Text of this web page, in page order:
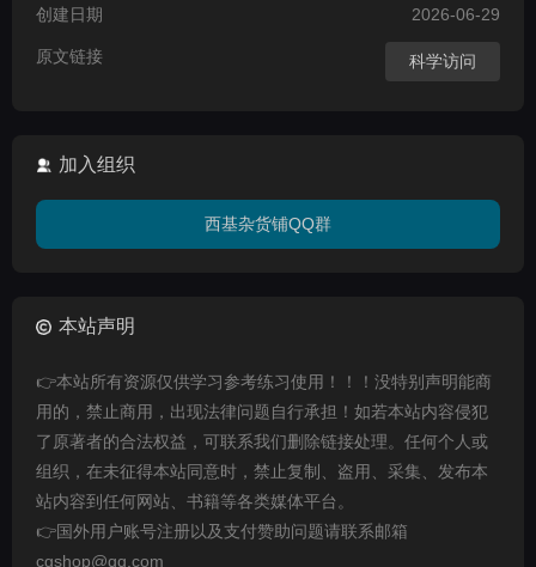
创建日期 2026-06-29
原文链接 科学访问
加入组织
西基杂货铺QQ群
本站声明
👉本站所有资源仅供学习参考练习使用！！！没特别声明能商
用的，禁止商用，出现法律问题自行承担！如若本站内容侵犯
了原著者的合法权益，可联系我们删除链接处理。任何个人或
组织，在未征得本站同意时，禁止复制、盗用、采集、发布本
站内容到任何网站、书籍等各类媒体平台。
👉国外用户账号注册以及支付赞助问题请联系邮箱
cgshop@qq.com